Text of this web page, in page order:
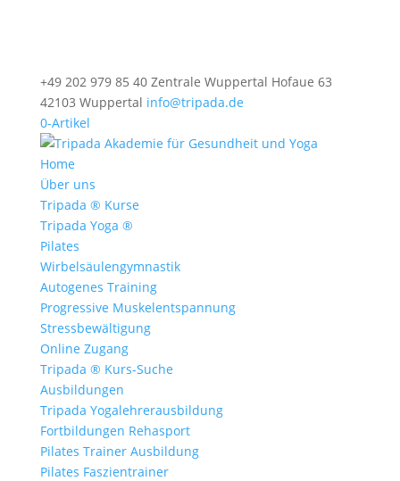
+49 202 979 85 40 Zentrale Wuppertal Hofaue 63
42103 Wuppertal info@tripada.de
0-Artikel
Home
Über uns
Tripada ® Kurse
Tripada Yoga ®
Pilates
Wirbelsäulengymnastik
Autogenes Training
Progressive Muskelentspannung
Stressbewältigung
Online Zugang
Tripada ® Kurs-Suche
Ausbildungen
Tripada Yogalehrerausbildung
Fortbildungen Rehasport
Pilates Trainer Ausbildung
Pilates Faszientrainer